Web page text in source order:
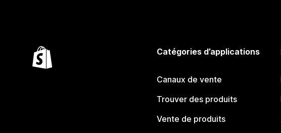
Catégories d’applications
Canaux de vente
Trouver des produits
Vente de produits